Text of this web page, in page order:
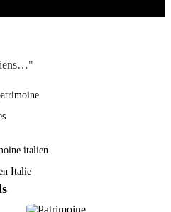
italien
Italie